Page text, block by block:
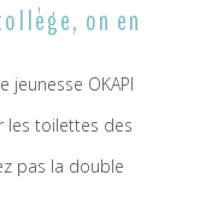
on en
jeunesse OKAPI
les toilettes des
pas la double